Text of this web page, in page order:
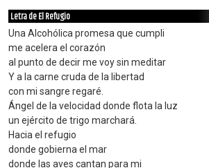
Letra de El Refugio
Una Alcohólica promesa que cumpli
me acelera el corazón
al punto de decir me voy sin meditar
Y a la carne cruda de la libertad
con mi sangre regaré.
Ángel de la velocidad donde flota la luz
un ejército de trigo marchará.
Hacia el refugio
donde gobierna el mar
donde las aves cantan para mi